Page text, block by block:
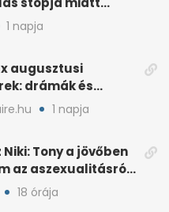
1 napja
augusztusi
drámák és
egy helyen
1 napja
Tony a jövőben
az aszexualitásról
18 órája